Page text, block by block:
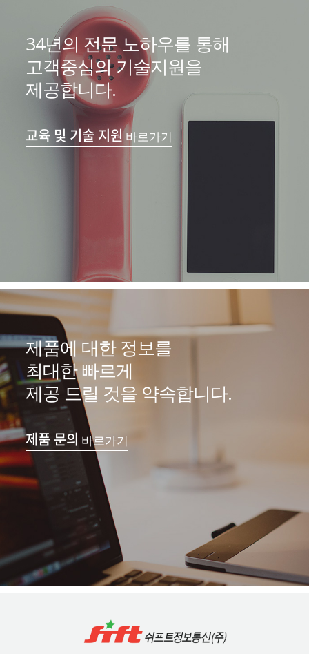
34년의 전문 노하우를 통해
고객중심의 기술지원을
제공합니다.
교육 및 기술 지원바로가기
제품에 대한 정보를
최대한 빠르게
제공 드릴 것을 약속합니다.
제품 문의 바로가기